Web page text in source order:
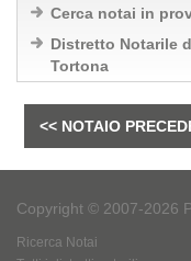
Cerca notai in
Distretto Notarile
Tortona
<< NOTAIO
Copyright © 2007-2026
Ricerca Notai